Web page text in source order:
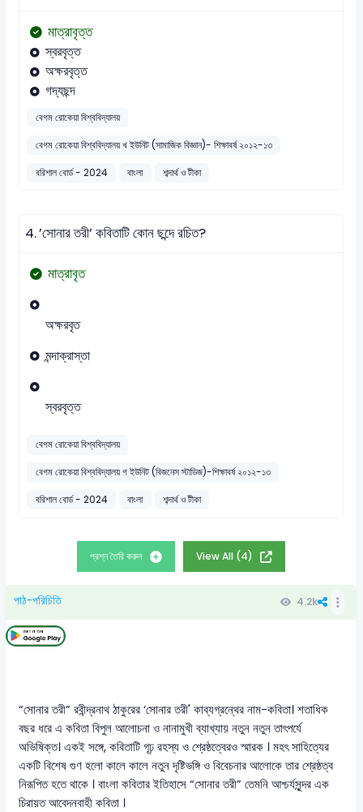
মাত্রাবৃত্ত
স্বরবৃত্ত
অক্ষরবৃত্ত
গদ্যছন্দ
বেগম রোকেয়া বিশ্ববিদ্যালয়
বেগম রোকেয়া বিশ্ববিদ্যালয় খ ইউনিট (সামাজিক বিজ্ঞান)- শিক্ষাবর্ষ ২০১২-১৩
বরিশাল বোর্ড - 2024
বাংলা শব্দার্থ ও টীকা
4.’সোনার তরী’ কবিতাটি কোন ছন্দে রচিত?
মাত্রাবৃত
অক্ষরবৃত
মন্দাক্রাস্তা
স্বরবৃত্ত
বেগম রোকেয়া বিশ্ববিদ্যালয়
বেগম রোকেয়া বিশ্ববিদ্যালয় গ ইউনিট (বিজনেস স্টাডিজ)-শিক্ষাবর্ষ ২০১২-১৩
বরিশাল বোর্ড - 2024
বাংলা শব্দার্থ ও টীকা
প্রশ্ন তৈরি করুন View All (4)
পাঠ-পরিচিতি 4.2k
“সোনার তরী” রবীন্দ্রনাথ ঠাকুরের ‘সোনার তরী' কাব্যগ্রন্থের নাম-কবিতা। শতাধিক
বছর ধরে এ কবিতা বিপুল আলোচনা ও নানামুখী ব্যাখ্যায় নতুন নতুন তাৎপর্যে
অভিষিক্ত। একই সঙ্গে, কবিতাটি গূঢ় রহস্য ও শ্রেষ্ঠত্বেরও স্মারক । মহৎ সাহিত্যের
একটি বিশেষ গুণ হলো কালে কালে নতুন দৃষ্টিভঙ্গি ও বিবেচনার আলোকে তার শ্রেষ্ঠত্ব
নিরূপিত হতে থাকে । বাংলা কবিতার ইতিহাসে “সোনার তরী” তেমনি আশ্চর্যসুন্দর এক
চিরায়ত আবেদনবাহী কবিতা ।